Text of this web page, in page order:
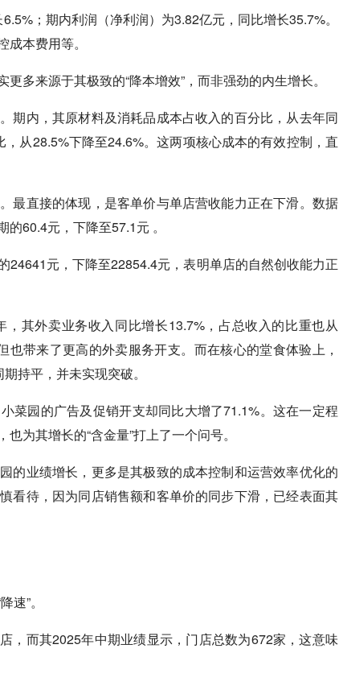
；期内利润（净利润）为3.82亿元，同比增长35.7%。
本费用等。
多来源于其极致的“降本增效”，而非强劲的内生增长。
期内，其原材料及消耗品成本占收入的百分比，从去年同
从28.5%下降至24.6%。这两项核心成本的有效控制，直
最直接的体现，是客单价与单店营收能力正在下滑。数据
60.4元，下降至57.1元 。
元，下降至22854.4元，表明单店的自然创收能力正
其外卖业务收入同比增长13.7%，占总收入的比重也从
带来了更高的外卖服务开支。而在核心的堂食体验上，
持平，并未实现突破。
菜园的广告及促销开支却同比大增了71.1%。这在一定程
为其增长的“含金量”打上了一个问号。
的业绩增长，更多是其极致的成本控制和运营效率优化的
看待，因为同店销售额和客单价的同步下滑，已经表面其
”。
，而其2025年中期业绩显示，门店总数为672家，这意味